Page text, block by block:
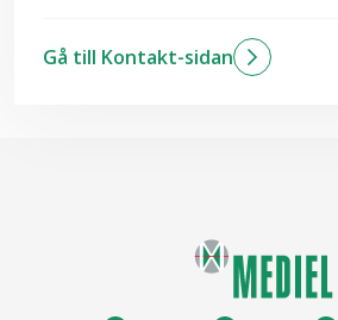
Skicka mail till Amanda
Gå till Kontakt-sidan